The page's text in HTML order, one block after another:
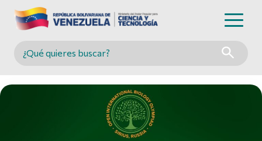
Buscar en MINCYT